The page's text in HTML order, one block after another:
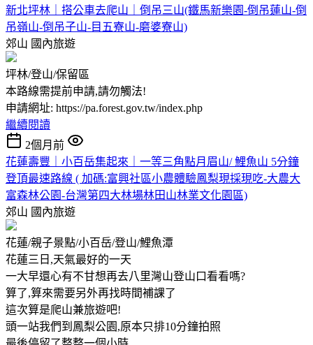
新北坪林｜搭公車去爬山｜倒吊三山(鐵馬新樂園-倒吊蓮山-倒
吊嶺山-倒吊子山-目五寮山-磨婆寮山)
郊山 國內旅遊
坪林/登山/保留區
本路線需提前申請,請勿觸法!
申請網址: https://pa.forest.gov.tw/index.php
繼續閱讀
2個月前
花蓮壽豐｜小百岳集起來｜一等三角點月眉山/ 鯉魚山 5分鐘
登頂最速路線 ( 加碼:富興社區小農體驗鳳梨現採現吃-大農大
富森林公園-台灣第四大林場林田山林業文化園區)
郊山 國內旅遊
花蓮/親子景點/小百岳/登山/鯉魚潭
花蓮三日,天氣最好的一天
一大早還心有不甘想再去八里灣山登山口看看嗎?
算了,算來需要另外再找時間補課了
這次算是爬山兼旅遊吧!
頭一站我們到鳳梨公園,原本只排10分鐘拍照